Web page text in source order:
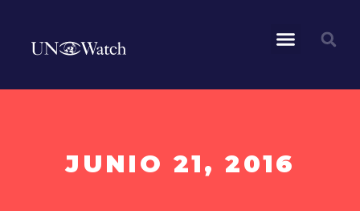
JUNIO 21, 2016